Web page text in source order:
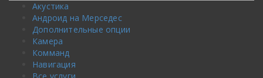
Акустика
Андроид на Мерседес
Дополнительные опции
Камера
Комманд
Навигация